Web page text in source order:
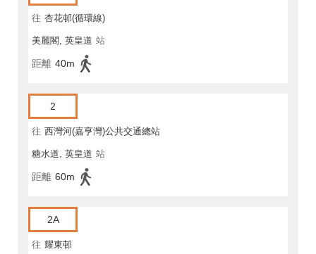
往 杏花邨(循環線)
美麗閣, 英皇道 站
距離 40m
2
往 西灣河(嘉亨灣)公共交通總站
糖水道, 英皇道 站
距離 60m
2A
往 耀東邨